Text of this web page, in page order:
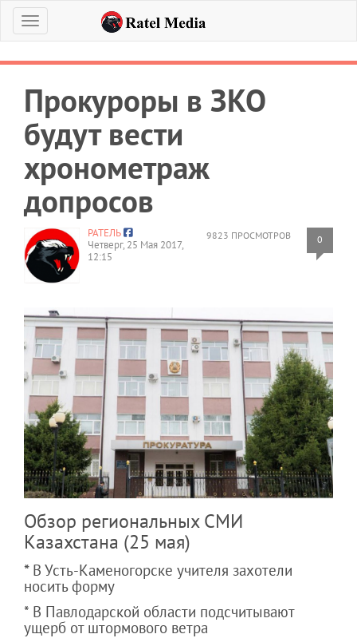
Меню
Прокуроры в ЗКО
будут вести
хронометраж
допросов
9823 ПРОСМОТРОВ 0
РАТЕЛЬ
Четверг, 25 Мая 2017,
12:15
Обзор региональных СМИ
Казахстана (25 мая)
* В Усть-Каменогорске учителя захотели
носить форму
* В Павлодарской области подсчитывают
ущерб от штормового ветра